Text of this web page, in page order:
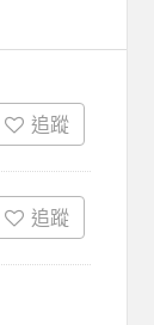
追蹤
追蹤